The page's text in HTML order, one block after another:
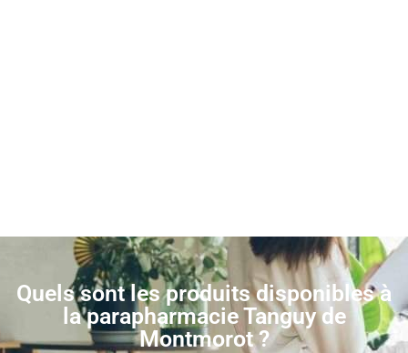
Quels sont les produits disponibles à
la parapharmacie Tanguy de
Montmorot ?